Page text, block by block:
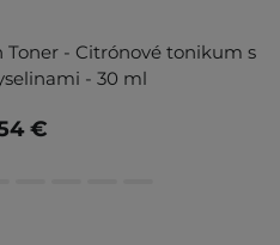
Toner - Citrónové tonikum s
- 30 ml
€